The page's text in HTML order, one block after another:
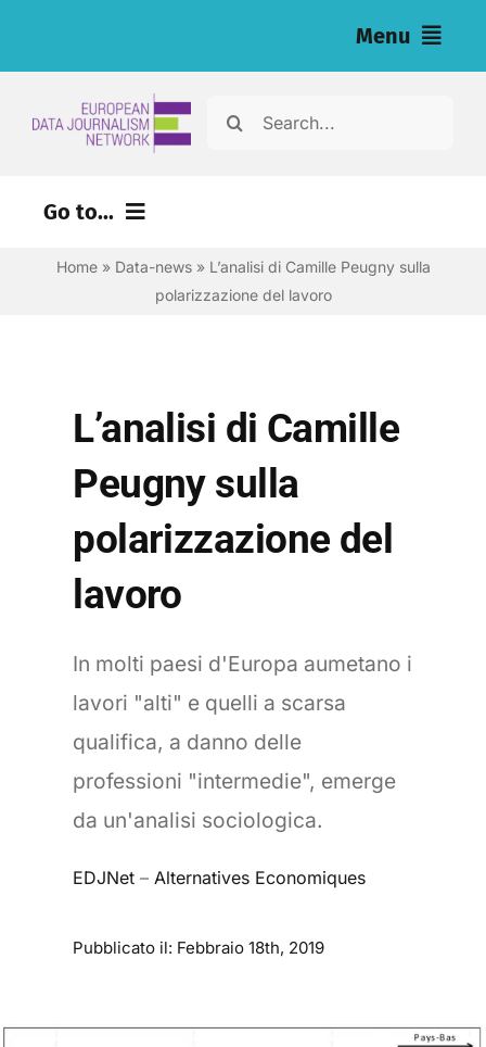
Menu
Cerca
Go to...
Home» Data-news» L’analisi di Camille Peugny sulla
polarizzazione del lavoro
L’analisi di Camille
Peugny sulla
polarizzazione del
lavoro
In molti paesi d'Europa aumetano i
lavori "alti" e quelli a scarsa
qualifica, a danno delle
professioni "intermedie", emerge
da un'analisi sociologica.
EDJNet – Alternatives Economiques
Pubblicato il: Febbraio 18th, 2019